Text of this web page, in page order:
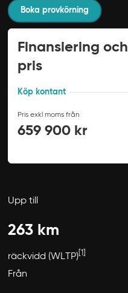
Boka provkörning
Finansiering och
pris
Köp kontant
Pris exkl moms från
659 900 kr
Upp till
263 km
räckvidd (WLTP)
Från